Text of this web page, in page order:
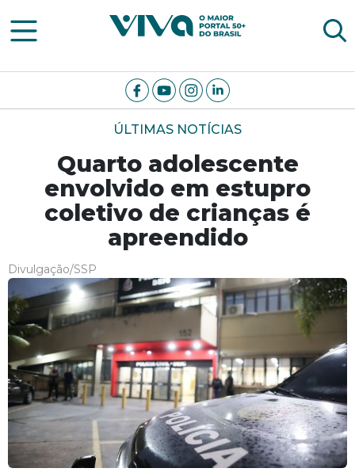
Viva Notícias
ÚLTIMAS NOTÍCIAS
Quarto adolescente
envolvido em estupro
coletivo de crianças é
apreendido
Divulgação/SSP